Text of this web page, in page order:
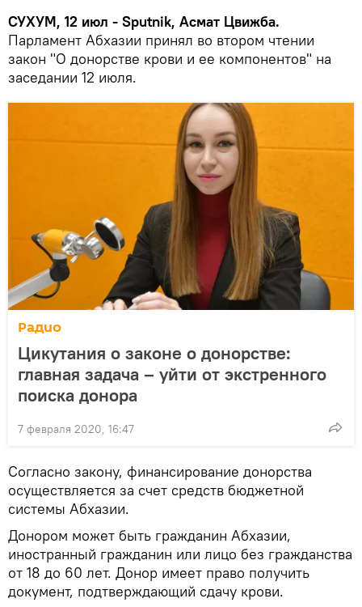
СУХУМ, 12 июл - Sputnik, Асмат Цвижба.
Парламент Абхазии принял во втором чтении
закон "О донорстве крови и ее компонентов" на
заседании 12 июля.
Радио
Цикутания о законе о донорстве:
главная задача – уйти от экстренного
поиска донора
7 февраля 2020, 16:47
Согласно закону, финансирование донорства
осуществляется за счет средств бюджетной
системы Абхазии.
Донором может быть гражданин Абхазии,
иностранный гражданин или лицо без гражданства
от 18 до 60 лет. Донор имеет право получить
документ, подтверждающий сдачу крови.